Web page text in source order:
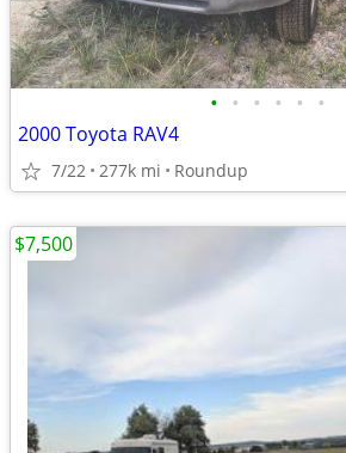
• • • • • •
2000 Toyota RAV4
7/22 277k mi Roundup
$7,500